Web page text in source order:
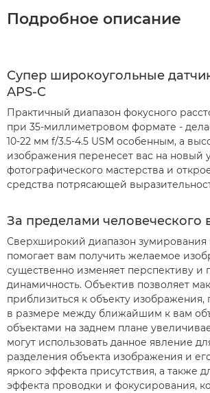
Подробное описание
Супер широкоугольные
APS-C
Практичный диапазон фокусного
при 35-миллиметровом формате -
10-22 мм f/3.5-4.5 USM особенным, а
изображения перенесет вас на новый
фотографического мастерства и
средства потрясающей
За пределами человеческого
Сверхширокий диапазон зумирования
помогает вам получить желаемое
существенно изменяет перспективу и
динамичность. Объектив позволяет
приблизиться к объекту изображения,
в размере между ближайшим к вам
объектами на заднем плане
могут использовать данное явление
разделения объекта изображения и
яркого эффекта присутствия, а также
эффекта проводки и фокусирования,